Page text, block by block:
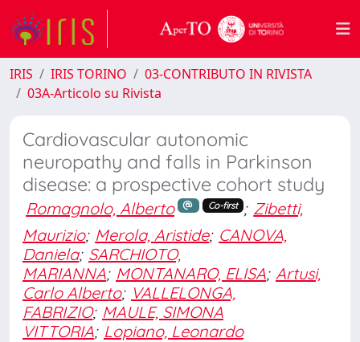
IRIS IRIS TORINO
03-CONTRIBUTO IN RIVISTA
03A-Articolo su Rivista
Cardiovascular autonomic
neuropathy and falls in Parkinson
disease: a prospective cohort study
Romagnolo, Alberto Co-first ; Zibetti,
Maurizio; Merola, Aristide; CANOVA,
Daniela; SARCHIOTO,
MARIANNA; MONTANARO, ELISA; Artusi,
Carlo Alberto; VALLELONGA,
FABRIZIO; MAULE, SIMONA
VITTORIA; Lopiano, Leonardo